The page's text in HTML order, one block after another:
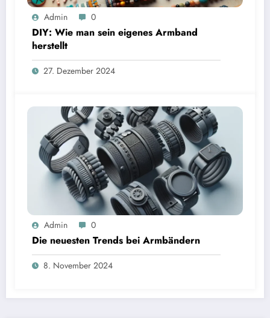
Admin 0
DIY: Wie man sein eigenes Armband
herstellt
27. Dezember 2024
Admin 0
Die neuesten Trends bei Armbändern
8. November 2024